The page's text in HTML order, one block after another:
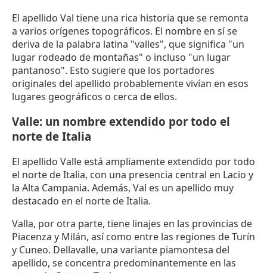
El apellido Val tiene una rica historia que se remonta
a varios orígenes topográficos. El nombre en sí se
deriva de la palabra latina "valles", que significa "un
lugar rodeado de montañas" o incluso "un lugar
pantanoso". Esto sugiere que los portadores
originales del apellido probablemente vivían en esos
lugares geográficos o cerca de ellos.
Valle: un nombre extendido por todo el
norte de Italia
El apellido Valle está ampliamente extendido por todo
el norte de Italia, con una presencia central en Lacio y
la Alta Campania. Además, Val es un apellido muy
destacado en el norte de Italia.
Valla, por otra parte, tiene linajes en las provincias de
Piacenza y Milán, así como entre las regiones de Turín
y Cuneo. Dellavalle, una variante piamontesa del
apellido, se concentra predominantemente en las